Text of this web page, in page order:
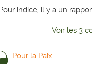
indice, il y a un
Voir les 3
Pour la Paix